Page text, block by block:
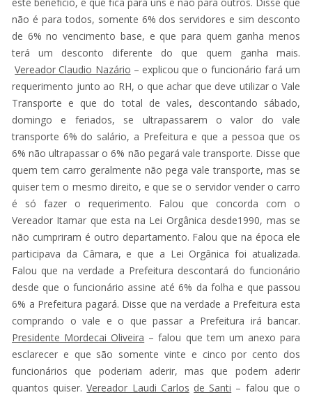
não é para todos, somente 6% dos servidores e sim desconto
de 6% no vencimento base, e que para quem ganha menos
terá um desconto diferente do que quem ganha mais.
Vereador Claudio Nazário – explicou que o funcionário fará um
requerimento junto ao RH, o que achar que deve utilizar o Vale
Transporte e que do total de vales, descontando sábado,
domingo e feriados, se ultrapassarem o valor do vale
transporte 6% do salário, a Prefeitura e que a pessoa que os
6% não ultrapassar o 6% não pegará vale transporte. Disse que
quem tem carro geralmente não pega vale transporte, mas se
quiser tem o mesmo direito, e que se o servidor vender o carro
é só fazer o requerimento. Falou que concorda com o
Vereador Itamar que esta na Lei Orgânica desde1990, mas se
não cumpriram é outro departamento. Falou que na época ele
participava da Câmara, e que a Lei Orgânica foi atualizada.
Falou que na verdade a Prefeitura descontará do funcionário
desde que o funcionário assine até 6% da folha e que passou
6% a Prefeitura pagará. Disse que na verdade a Prefeitura esta
comprando o vale e o que passar a Prefeitura irá bancar.
Presidente Mordecai Oliveira – falou que tem um anexo para
esclarecer e que são somente vinte e cinco por cento dos
funcionários que poderiam aderir, mas que podem aderir
quantos quiser.Vereador Laudi Carlos de Santi – falou que o